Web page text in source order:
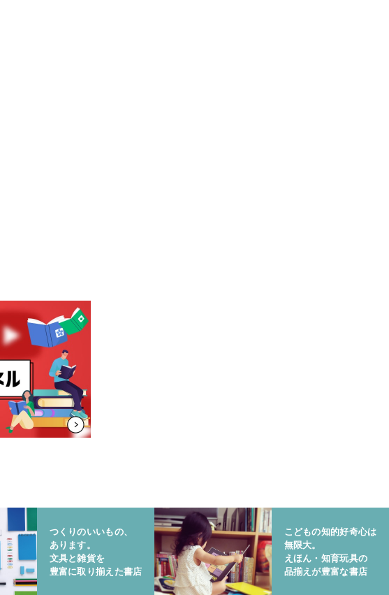
つくりのいいもの、
あります。
文具と雑貨を
豊富に取り揃えた書店
こどもの知的好奇心は
無限大。
えほん・知育玩具の
品揃えが豊富な書店